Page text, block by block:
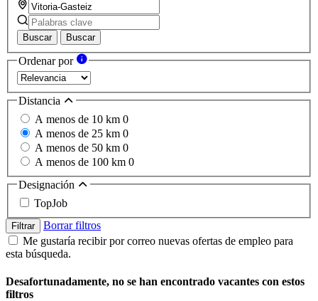
Buscar Buscar
Ordenar por
Distancia
A menos de 10 km 0
A menos de 25 km 0
A menos de 50 km 0
A menos de 100 km 0
Designación
TopJob
Filtrar
Borrar filtros
Me gustaría recibir por correo nuevas ofertas de empleo para
esta búsqueda.
Desafortunadamente, no se han encontrado vacantes con estos
filtros